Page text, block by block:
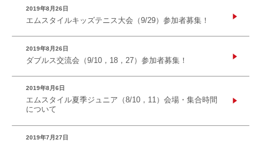
2019年8月26日
エムスタイルキッズテニス大会（9/29）参加者募集！
2019年8月26日
ダブルス交流会（9/10，18，27）参加者募集！
2019年8月6日
エムスタイル夏季ジュニア（8/10，11）会場・集合時間
について
2019年7月27日